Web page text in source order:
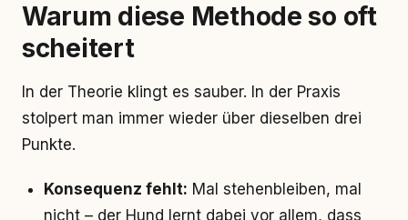
Warum diese Methode so oft
scheitert
In der Theorie klingt es sauber. In der Praxis
stolpert man immer wieder über dieselben drei
Punkte.
Konsequenz fehlt: Mal stehenbleiben, mal
nicht – der Hund lernt dabei vor allem, dass